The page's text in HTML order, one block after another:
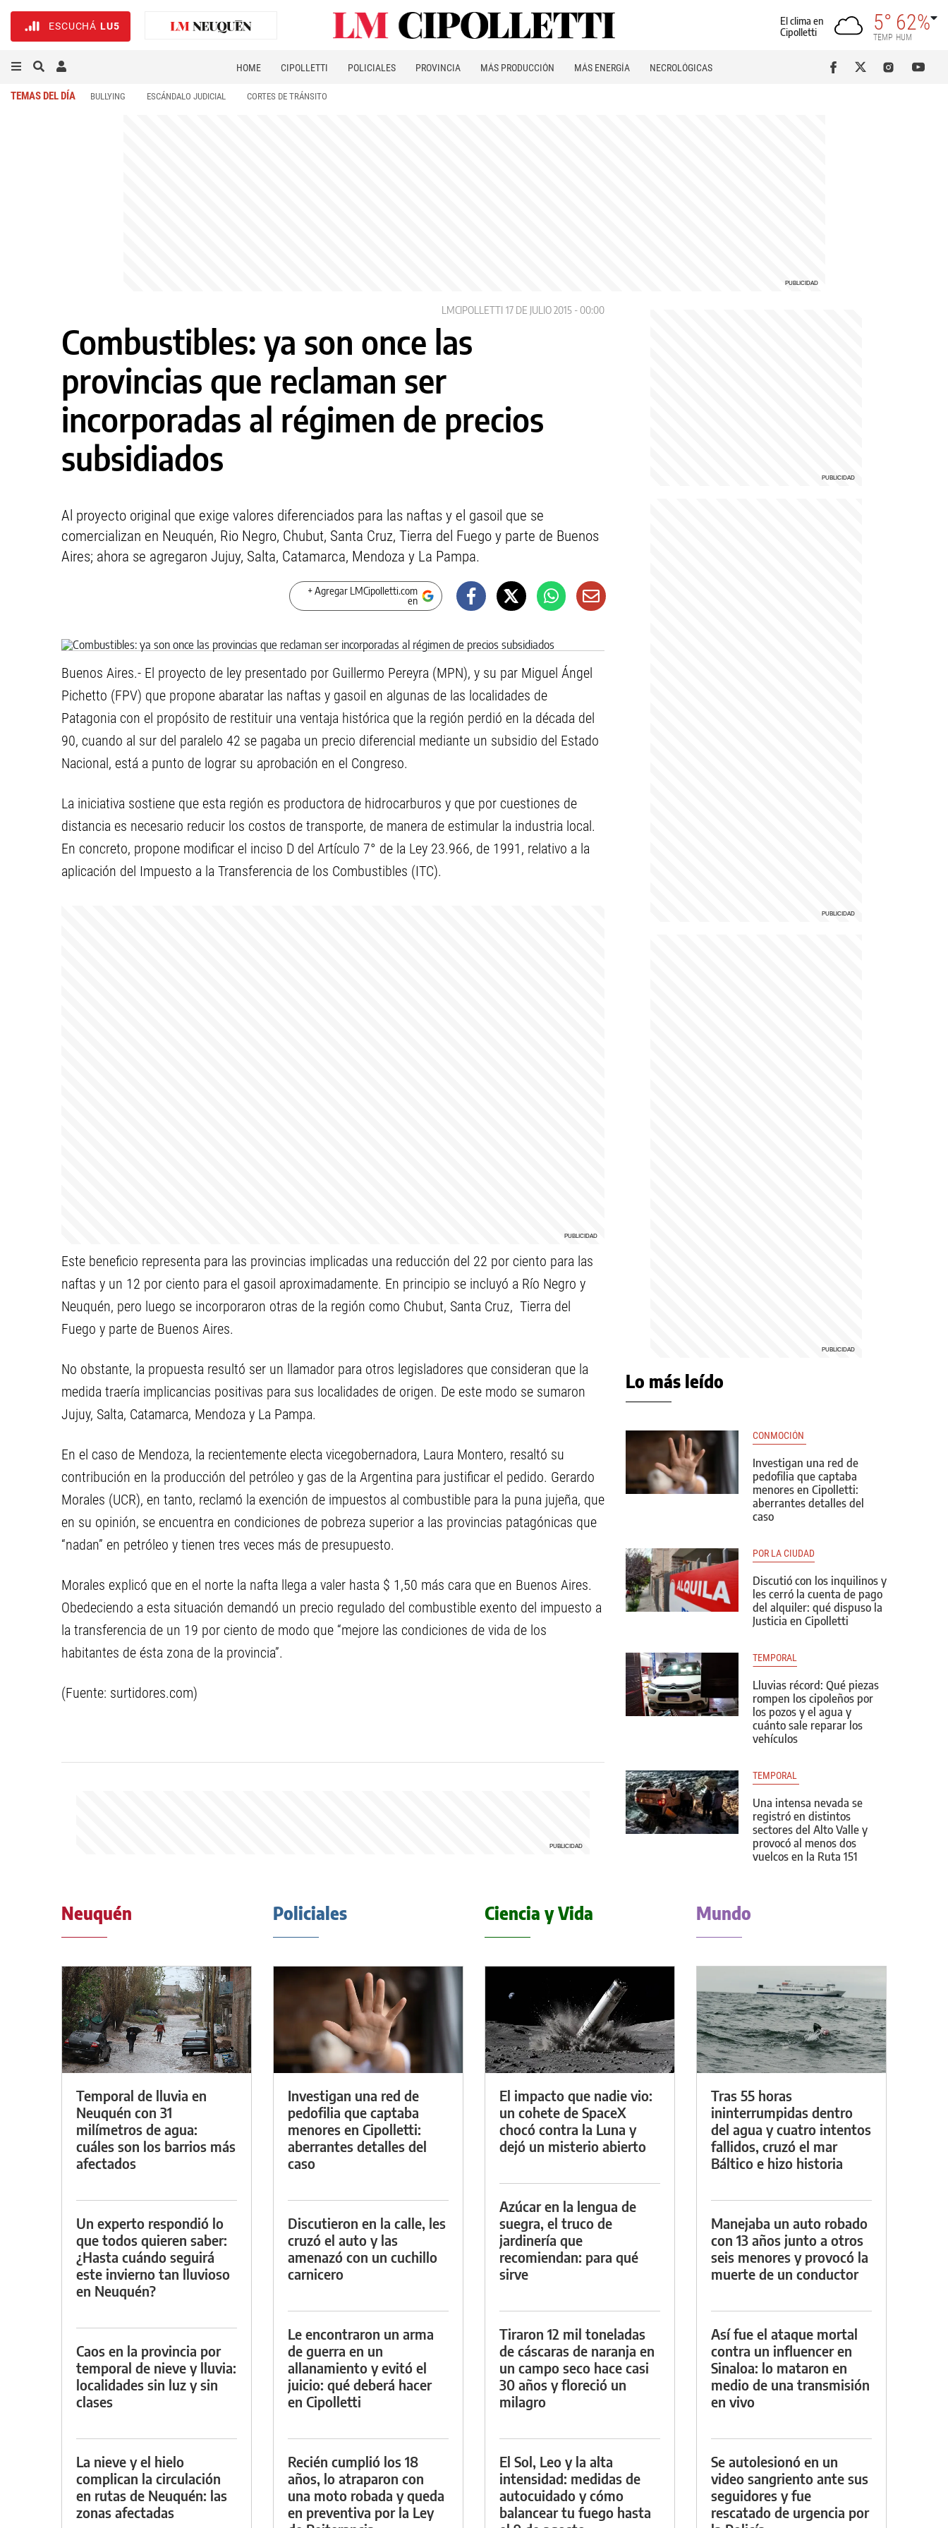
ESCUCHÁ LU5
El clima en
Cipolletti
5°
TEMP
62%
HUM
HOME CIPOLLETTI POLICIALES PROVINCIA MÁS PRODUCCIÓN MÁS ENERGÍA NECROLÓGICAS
TEMAS DEL DÍA BULLYING ESCÁNDALO JUDICIAL CORTES DE TRÁNSITO
LMCIPOLLETTI 17 DE JULIO 2015 - 00:00
Combustibles: ya son once las
provincias que reclaman ser
incorporadas al régimen de precios
subsidiados
Al proyecto original que exige valores diferenciados para las naftas y el gasoil que se
comercializan en Neuquén, Rio Negro, Chubut, Santa Cruz, Tierra del Fuego y parte de Buenos
Aires; ahora se agregaron Jujuy, Salta, Catamarca, Mendoza y La Pampa.
+ Agregar LMCipolletti.com
en
Buenos Aires.- El proyecto de ley presentado por Guillermo Pereyra (MPN), y su par Miguel Ángel
Pichetto (FPV) que propone abaratar las naftas y gasoil en algunas de las localidades de
Patagonia con el propósito de restituir una ventaja histórica que la región perdió en la década del
90, cuando al sur del paralelo 42 se pagaba un precio diferencial mediante un subsidio del Estado
Nacional, está a punto de lograr su aprobación en el Congreso.
La iniciativa sostiene que esta región es productora de hidrocarburos y que por cuestiones de
distancia es necesario reducir los costos de transporte, de manera de estimular la industria local.
En concreto, propone modificar el inciso D del Artículo 7° de la Ley 23.966, de 1991, relativo a la
aplicación del Impuesto a la Transferencia de los Combustibles (ITC).
Este beneficio representa para las provincias implicadas una reducción del 22 por ciento para las
naftas y un 12 por ciento para el gasoil aproximadamente. En principio se incluyó a Río Negro y
Neuquén, pero luego se incorporaron otras de la región como Chubut, Santa Cruz, Tierra del
Fuego y parte de Buenos Aires.
No obstante, la propuesta resultó ser un llamador para otros legisladores que consideran que la
medida traería implicancias positivas para sus localidades de origen. De este modo se sumaron
Jujuy, Salta, Catamarca, Mendoza y La Pampa.
En el caso de Mendoza, la recientemente electa vicegobernadora, Laura Montero, resaltó su
contribución en la producción del petróleo y gas de la Argentina para justificar el pedido. Gerardo
Morales (UCR), en tanto, reclamó la exención de impuestos al combustible para la puna jujeña, que
en su opinión, se encuentra en condiciones de pobreza superior a las provincias patagónicas que
“nadan” en petróleo y tienen tres veces más de presupuesto.
Morales explicó que en el norte la nafta llega a valer hasta $ 1,50 más cara que en Buenos Aires.
Obedeciendo a esta situación demandó un precio regulado del combustible exento del impuesto a
la transferencia de un 19 por ciento de modo que “mejore las condiciones de vida de los
habitantes de ésta zona de la provincia”.
(Fuente: surtidores.com)
Lo más leído
CONMOCIÓN
Investigan una red de
pedofilia que captaba
menores en Cipolletti:
aberrantes detalles del
caso
POR LA CIUDAD
Discutió con los inquilinos y
les cerró la cuenta de pago
del alquiler: qué dispuso la
Justicia en Cipolletti
TEMPORAL
Lluvias récord: Qué piezas
rompen los cipoleños por
los pozos y el agua y
cuánto sale reparar los
vehículos
TEMPORAL
Una intensa nevada se
registró en distintos
sectores del Alto Valle y
provocó al menos dos
vuelcos en la Ruta 151
Neuquén
Temporal de lluvia en
Neuquén con 31
milímetros de agua:
cuáles son los barrios más
afectados
Un experto respondió lo
que todos quieren saber:
¿Hasta cuándo seguirá
este invierno tan lluvioso
en Neuquén?
Caos en la provincia por
temporal de nieve y lluvia:
localidades sin luz y sin
clases
La nieve y el hielo
complican la circulación
en rutas de Neuquén: las
zonas afectadas
Policiales
Investigan una red de
pedofilia que captaba
menores en Cipolletti:
aberrantes detalles del
caso
Discutieron en la calle, les
cruzó el auto y las
amenazó con un cuchillo
carnicero
Le encontraron un arma
de guerra en un
allanamiento y evitó el
juicio: qué deberá hacer
en Cipolletti
Recién cumplió los 18
años, lo atraparon con
una moto robada y queda
en preventiva por la Ley
Ciencia y Vida
El impacto que nadie vio:
un cohete de SpaceX
chocó contra la Luna y
dejó un misterio abierto
Azúcar en la lengua de
suegra, el truco de
jardinería que
recomiendan: para qué
sirve
Tiraron 12 mil toneladas
de cáscaras de naranja en
un campo seco hace casi
30 años y floreció un
milagro
El Sol, Leo y la alta
intensidad: medidas de
autocuidado y cómo
balancear tu fuego hasta
Mundo
Tras 55 horas
ininterrumpidas dentro
del agua y cuatro intentos
fallidos, cruzó el mar
Báltico e hizo historia
Manejaba un auto robado
con 13 años junto a otros
seis menores y provocó la
muerte de un conductor
Así fue el ataque mortal
contra un influencer en
Sinaloa: lo mataron en
medio de una transmisión
en vivo
Se autolesionó en un
video sangriento ante sus
seguidores y fue
rescatado de urgencia por